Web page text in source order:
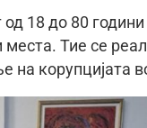
18 до 80
Тие се
корупцијата